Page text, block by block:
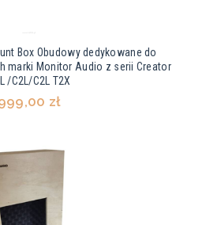
Box Obudowy dedykowane do
marki Monitor Audio z serii Creator
/C2L/C2L T2X
zł